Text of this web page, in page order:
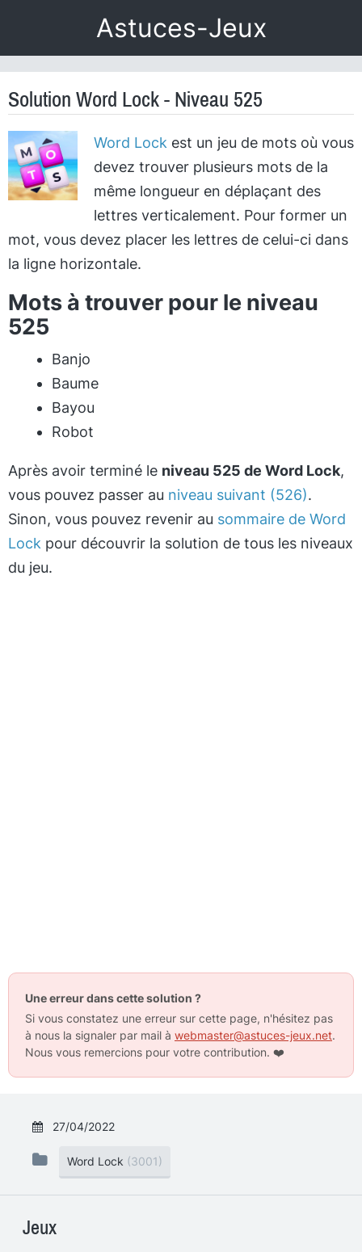
Astuces-Jeux
Solution Word Lock - Niveau 525
Word Lock est un jeu de mots où vous
devez trouver plusieurs mots de la
même longueur en déplaçant des
lettres verticalement. Pour former un
mot, vous devez placer les lettres de celui-ci dans
la ligne horizontale.
Mots à trouver pour le niveau
525
Banjo
Baume
Bayou
Robot
Après avoir terminé le niveau 525 de Word Lock,
vous pouvez passer au niveau suivant (526).
Sinon, vous pouvez revenir au sommaire de Word
Lock pour découvrir la solution de tous les niveaux
du jeu.
Une erreur dans cette solution ?
Si vous constatez une erreur sur cette page, n'hésitez pas
à nous la signaler par mail à webmaster@astuces-jeux.net.
Nous vous remercions pour votre contribution. ❤️
27/04/2022
Word Lock (3001)
Jeux